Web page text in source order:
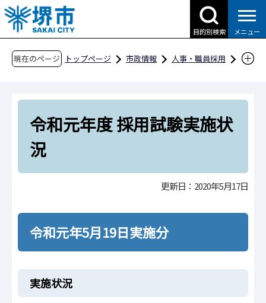
こ
の
ペ
目的別検索 メニュー
現在のページ トップページ 市政情報
人事・職員採用
採用試験情報
過去の採用試験情報
令和元年度 採用試験実施状況
令和元年度 採用試験実施状
況
更新日：2020年5月17日
令和元年5月19日実施分
実施状況